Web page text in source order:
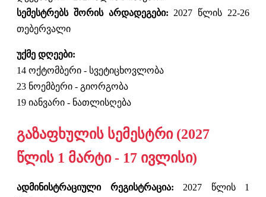
სემესტრებს შორის არდადეგები: 2027 წლის 22-26
თებერვალი
უქმე დღეები:
14 ოქტომბერი - სვეტიცხოვლობა
23 ნოემბერი - გიორგობა
19 იანვარი - ნათლისღება
გაზაფხულის სემესტრი (2027
წლის 1 მარტი - 17 ივლისი)
ადმინისტრაციული რეგისტრაცია: 2027 წლის 1